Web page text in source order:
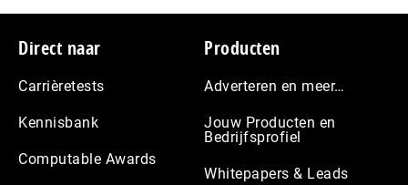
Footer
Direct naar
Carrièretests
Kennisbank
Computable Awards
Producten
Adverteren en meer…
Jouw Producten en
Bedrijfsprofiel
Whitepapers & Leads